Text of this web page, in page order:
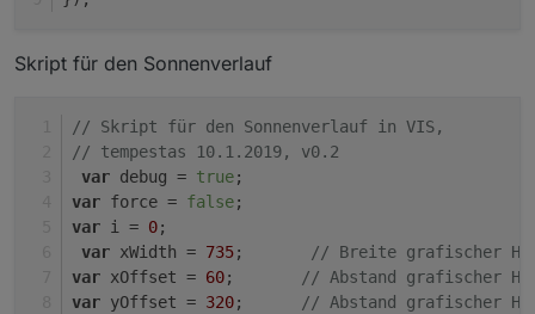
Skript für den Sonnenverlauf
// Skript für den Sonnenverlauf in VIS,
// tempestas 10.1.2019, v0.2
var debug = true;
var force = false;
var i = 0;
var xWidth = 735;
// Breite grafischer
var xOffset = 60;
// Abstand grafischer
var yOffset = 320;
// Abstand grafischer